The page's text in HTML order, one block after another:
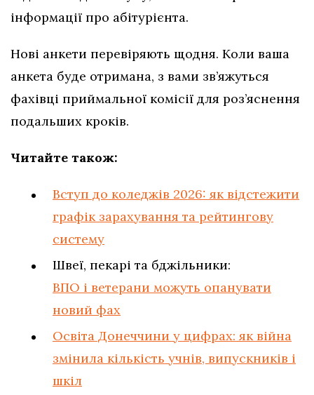
інформації про абітурієнта.
Нові анкети перевіряють щодня. Коли ваша
анкета буде отримана, з вами зв’яжуться
фахівці приймальної комісії для роз’яснення
подальших кроків.
Читайте також:
Вступ до коледжів 2026: як відстежити
графік зарахування та рейтингову
систему
Швеї, пекарі та бджільники:
ВПО і ветерани можуть опанувати
новий фах
Освіта Донеччини у цифрах: як війна
змінила кількість учнів, випускників і
шкіл